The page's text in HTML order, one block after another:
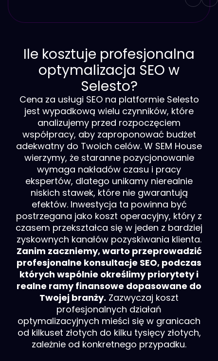
Ile kosztuje profesjonalna
optymalizacja SEO w
Selesto?
Cena za usługi SEO na platformie Selesto
jest wypadkową wielu czynników, które
analizujemy przed rozpoczęciem
współpracy, aby zaproponować budżet
adekwatny do Twoich celów. W SEM House
wierzymy, że staranne pozycjonowanie
wymaga nakładów czasu i pracy
ekspertów, dlatego unikamy nierealnie
niskich stawek, które nie gwarantują
efektów. Inwestycja ta powinna być
postrzegana jako koszt operacyjny, który z
czasem przekształca się w jeden z bardziej
zyskownych kanałów pozyskiwania klienta.
Zanim zaczniemy, warto przeprowadzić
profesjonalne konsultacje SEO, podczas
których wspólnie określimy priorytety i
realne ramy finansowe dopasowane do
Twojej branży. Zazwyczaj koszt
profesjonalnych działań
optymalizacyjnych mieści się w granicach
od kilkuset złotych do kilku tysięcy złotych,
zależnie od konkretnego przypadku.